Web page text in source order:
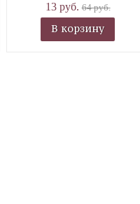
13 руб.64 руб.
В корзину